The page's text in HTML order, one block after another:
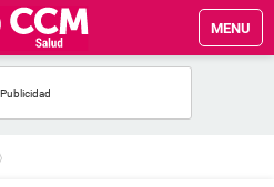
MENU